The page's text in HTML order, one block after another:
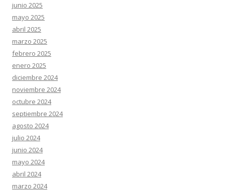
junio 2025
mayo 2025
abril 2025
marzo 2025
febrero 2025
enero 2025
diciembre 2024
noviembre 2024
octubre 2024
septiembre 2024
agosto 2024
julio 2024
junio 2024
mayo 2024
abril 2024
marzo 2024